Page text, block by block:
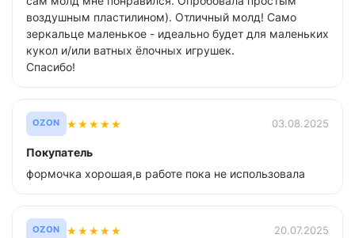
воздушным пластилином). Отличный молд! Само
зеркальце маленькое - идеально будет для маленьких
кукол и/или ватных ёлочных игрушек.
Спасибо!
OZON ★★★★★ 03.08.2025
Покупатель
формочка хорошая,в работе пока не использовала
OZON ★★★★★ 20.07.2025